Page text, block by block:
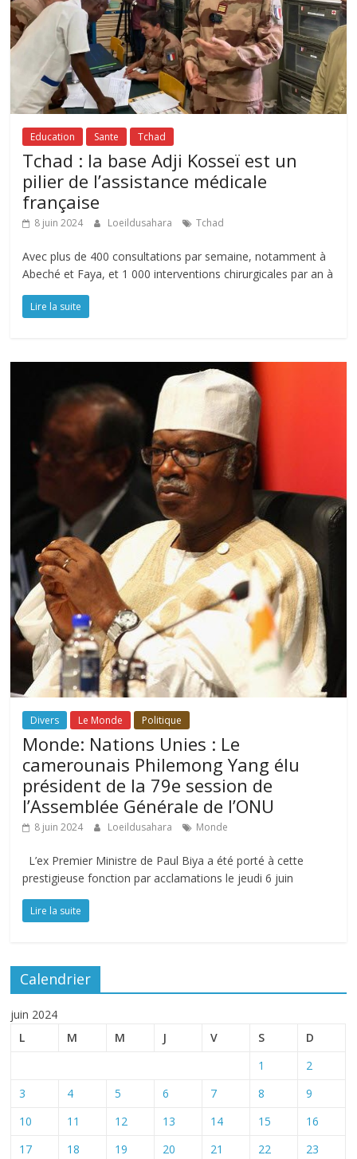
Education Sante Tchad
Tchad : la base Adji Kosseï est un
pilier de l’assistance médicale
française
8 juin 2024 Loeildusahara Tchad
Avec plus de 400 consultations par semaine, notamment à
Abeché et Faya, et 1 000 interventions chirurgicales par an à
Lire la suite
Divers Le Monde Politique
Monde: Nations Unies : Le
camerounais Philemong Yang élu
président de la 79e session de
l’Assemblée Générale de l’ONU
8 juin 2024 Loeildusahara Monde
L’ex Premier Ministre de Paul Biya a été porté à cette
prestigieuse fonction par acclamations le jeudi 6 juin
Lire la suite
Calendrier
juin 2024
L
M M J V S D
1
2
3
4 5 6 7 8
9
10
11 12 13 14 15
16
17
18 19 20 21 22
23